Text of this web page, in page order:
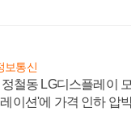
보통신
정철동 LG디스플레이
이션'에 가격 인하 압